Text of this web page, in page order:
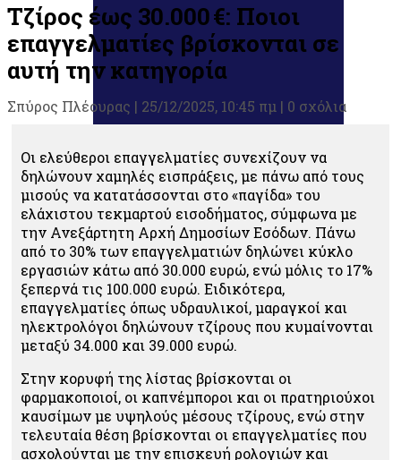
Τζίρος έως 30.000 €: Ποιοι
επαγγελματίες βρίσκονται σε
αυτή την κατηγορία
Σπύρος Πλέουρας | 25/12/2025, 10:45 πμ | 0 σχόλια
Οι ελεύθεροι επαγγελματίες συνεχίζουν να
δηλώνουν χαμηλές εισπράξεις, με πάνω από τους
μισούς να κατατάσσονται στο «παγίδα» του
ελάχιστου τεκμαρτού εισοδήματος, σύμφωνα με
την Ανεξάρτητη Αρχή Δημοσίων Εσόδων. Πάνω
από το 30% των επαγγελματιών δηλώνει κύκλο
εργασιών κάτω από 30.000 ευρώ, ενώ μόλις το 17%
ξεπερνά τις 100.000 ευρώ. Ειδικότερα,
επαγγελματίες όπως υδραυλικοί, μαραγκοί και
ηλεκτρολόγοι δηλώνουν τζίρους που κυμαίνονται
μεταξύ 34.000 και 39.000 ευρώ.
Στην κορυφή της λίστας βρίσκονται οι
φαρμακοποιοί, οι καπνέμποροι και οι πρατηριούχοι
καυσίμων με υψηλούς μέσους τζίρους, ενώ στην
τελευταία θέση βρίσκονται οι επαγγελματίες που
ασχολούνται με την επισκευή ρολογιών και